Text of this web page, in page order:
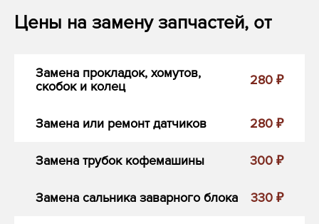
Цены на замену запчастей, от
Замена прокладок, хомутов,
скобок и колец
280 ₽
Замена или ремонт датчиков 280 ₽
Замена трубок кофемашины 300 ₽
Замена сальника заварного блока 330 ₽